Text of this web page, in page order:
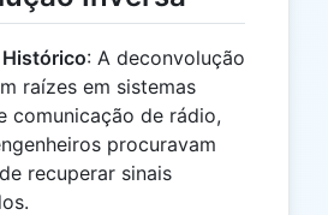
: A deconvolução
raízes em sistemas
comunicação de rádio,
procuravam
recuperar sinais